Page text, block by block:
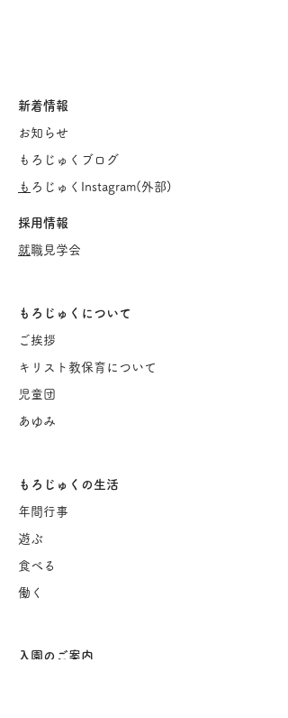
新着情報
お知らせ
もろじゅくブログ
​ もろじゅくInstagram( 外部)
採用情報
​就職見学会
もろじゅくについて
ご挨拶
キリスト教保育について
児童団
あゆみ
もろじゅくの生活
年間行事
遊ぶ
食べる
働く
入園のご案内